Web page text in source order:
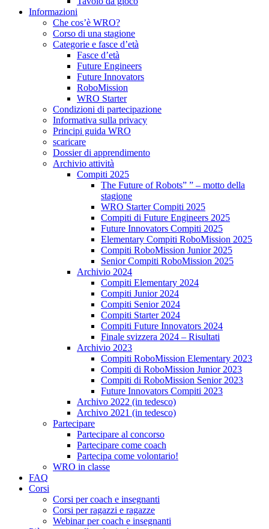
Informazioni
Che cos’è WRO?
Corso di una stagione
Categorie e fasce d’età
Fasce d’età
Future Engineers
Future Innovators
RoboMission
WRO Starter
Condizioni di partecipazione
Informativa sulla privacy
Principi guida WRO
scaricare
Dossier di apprendimento
Archivio attività
Compiti 2025
The Future of Robots” ” – motto della
stagione
WRO Starter Compiti 2025
Compiti di Future Engineers 2025
Future Innovators Compiti 2025
Elementary Compiti RoboMission 2025
Compiti RoboMission Junior 2025
Senior Compiti RoboMission 2025
Archivio 2024
Compiti Elementary 2024
Compiti Junior 2024
Compiti Senior 2024
Compiti Starter 2024
Compiti Future Innovators 2024
Finale svizzera 2024 – Risultati
Archivio 2023
Compiti RoboMission Elementary 2023
Compiti di RoboMission Junior 2023
Compiti di RoboMission Senior 2023
Future Innovators Compiti 2023
Archivo 2022 (in tedesco)
Archivo 2021 (in tedesco)
Partecipare
Partecipare al concorso
Partecipare come coach
Partecipa come volontario!
WRO in classe
FAQ
Corsi
Corsi per coach e insegnanti
Corsi per ragazzi e ragazze
Webinar per coach e insegnanti